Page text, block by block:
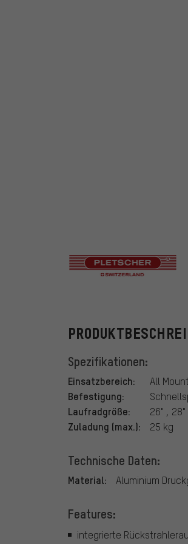
Spezifikationen:
Einsatzbereich: All
Befestigung:
Laufradgröße: 26" , 28"
Zuladung (max.): 25 kg
Technische Daten:
Material: Aluminium
Features:
integrierte